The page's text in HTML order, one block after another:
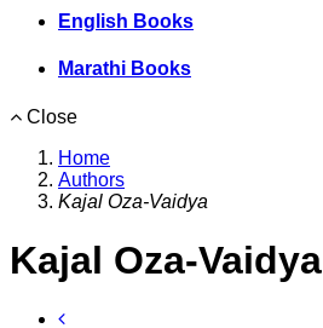
English Books
Marathi Books
Close
Home
Authors
Kajal Oza-Vaidya
Kajal Oza-Vaidya